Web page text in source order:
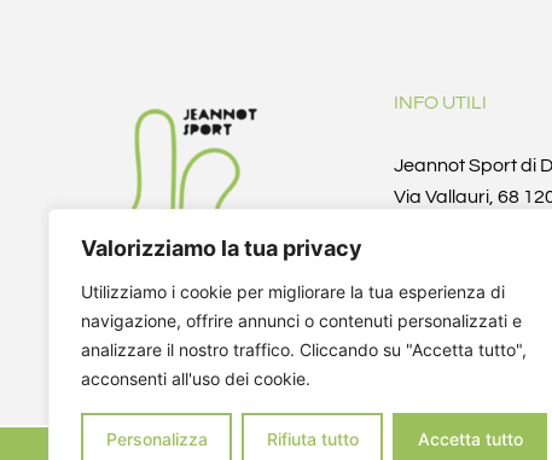
Valorizziamo la tua privacy
Utilizziamo i cookie per migliorare la tua esperienza di
navigazione, offrire annunci o contenuti personalizzati e
analizzare il nostro traffico. Cliccando su "Accetta tutto",
acconsenti all'uso dei cookie.
Personalizza Rifiuta tutto Accetta tutto
INFO UTILI
Jeannot Sport di
Via Vallauri, 68
Telefono/Fax +39
fantinoi@yahoo.it
P.IVA 04136600048
CF